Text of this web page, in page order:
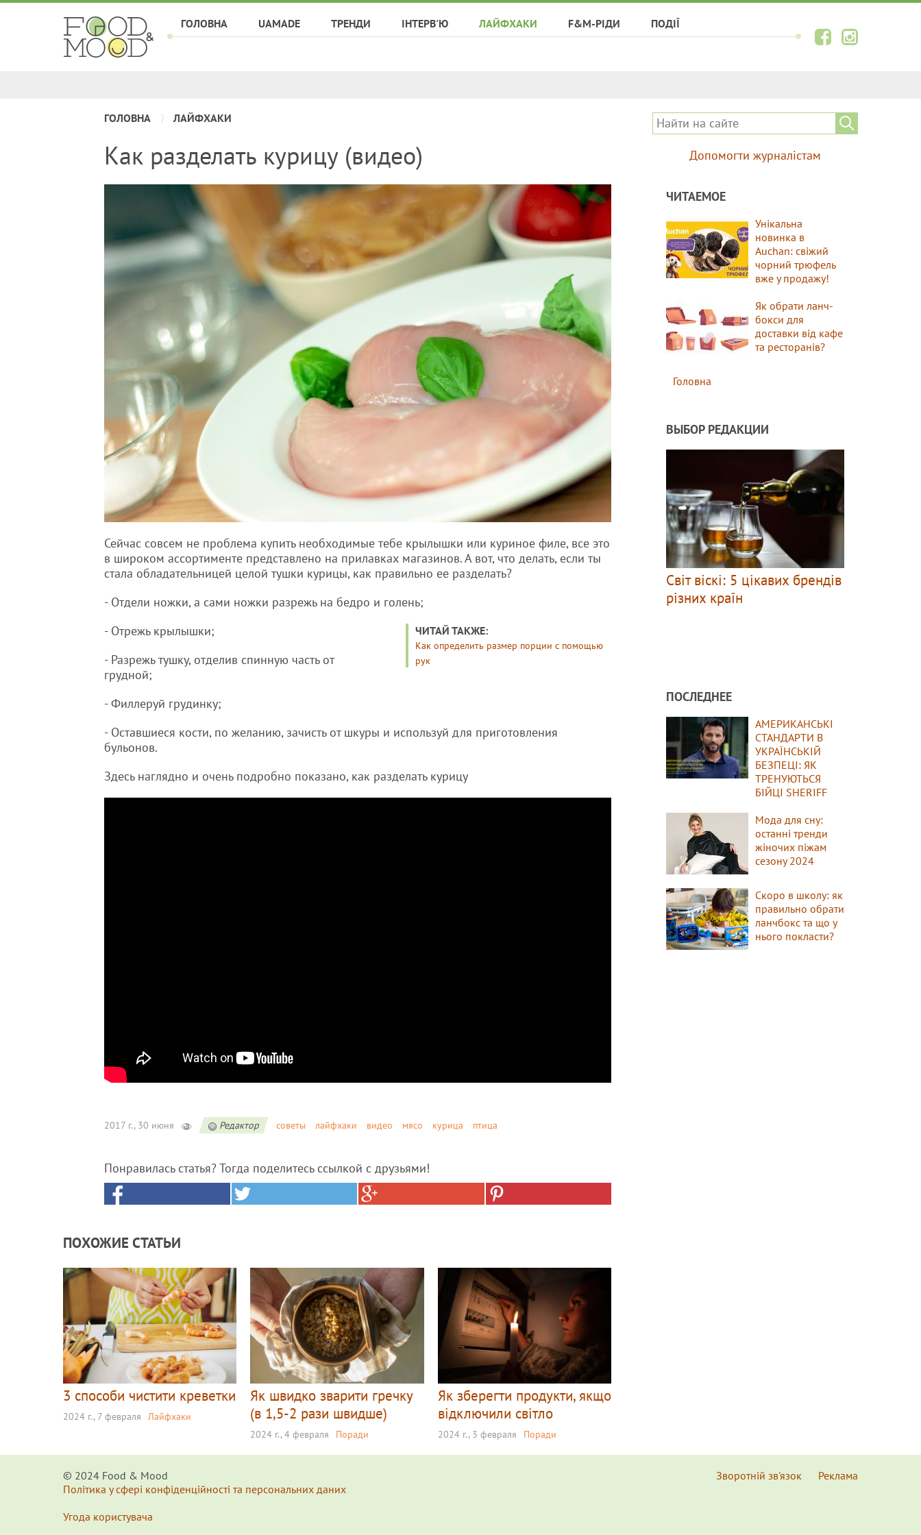
ГОЛОВНА UAMADE ТРЕНДИ ІНТЕРВ'Ю ЛАЙФХАКИ F&M-РІДИ ПОДІЇ
ГОЛОВНА ЛАЙФХАКИ
Как разделать курицу (видео)
Сейчас совсем не проблема купить необходимые тебе крылышки или куриное филе, все это
в широком ассортименте представлено на прилавках магазинов. А вот, что делать, если ты
стала обладательницей целой тушки курицы, как правильно ее разделать?
- Отдели ножки, а сами ножки разрежь на бедро и голень;
ЧИТАЙ ТАКЖЕ:
Как определить размер порции с помощью
рук
- Отрежь крылышки;
- Разрежь тушку, отделив спинную часть от
грудной;
- Филлеруй грудинку;
- Оставшиеся кости, по желанию, зачисть от шкуры и используй для приготовления
бульонов.
Здесь наглядно и очень подробно показано, как разделать курицу
2017 г., 30 июня Редактор советы лайфхаки видео мясо курица птица
Понравилась статья? Тогда поделитесь ссылкой с друзьями!
ПОХОЖИЕ СТАТЬИ
3 способи чистити креветки
2024 г., 7 февраля Лайфхаки
Як швидко зварити гречку
(в 1,5-2 рази швидше)
2024 г., 4 февраля Поради
Як зберегти продукти, якщо
відключили світло
2024 г., 3 февраля Поради
Допомогти журналістам
ЧИТАЕМОЕ
Унікальна
новинка в
Auchan: свіжий
чорний трюфель
вже у продажу!
Як обрати ланч-
бокси для
доставки від кафе
та ресторанів?
Головна
ВЫБОР РЕДАКЦИИ
Світ віскі: 5 цікавих брендів
різних країн
ПОСЛЕДНЕЕ
АМЕРИКАНСЬКІ
СТАНДАРТИ В
УКРАЇНСЬКІЙ
БЕЗПЕЦІ: ЯК
ТРЕНУЮТЬСЯ
БІЙЦІ SHERIFF
Мода для сну:
останні тренди
жіночих піжам
сезону 2024
Скоро в школу: як
правильно обрати
ланчбокс та що у
нього покласти?
© 2024 Food & Мood
Політика у сфері конфіденційності та персональних даних
Угода користувача
Зворотній зв'язок Реклама